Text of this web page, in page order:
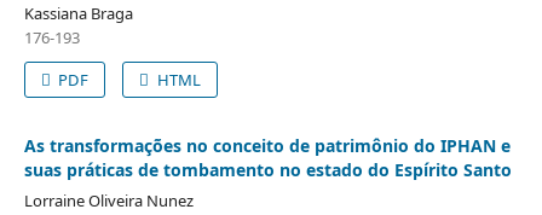
Kassiana Braga
176-193
PDF
HTML
As transformações no conceito de patrimônio do IPHAN e
suas práticas de tombamento no estado do Espírito Santo
Lorraine Oliveira Nunez